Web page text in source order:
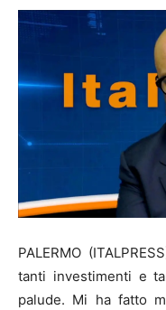
PALERMO
tanti investimenti e
palude. Mi ha fatto